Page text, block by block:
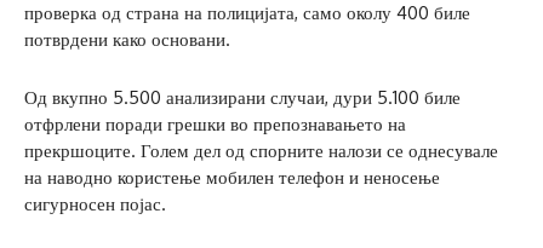
проверка од страна на полицијата, само околу 400 биле
потврдени како основани.
Од вкупно 5.500 анализирани случаи, дури 5.100 биле
отфрлени поради грешки во препознавањето на
прекршоците. Голем дел од спорните налози се однесувале
на наводно користење мобилен телефон и неносење
сигурносен појас.